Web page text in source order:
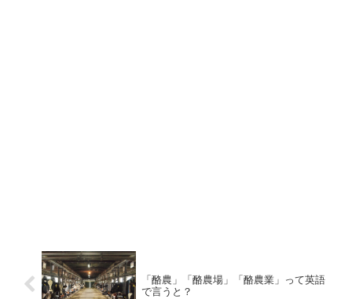
「酪農」「酪農場」「酪農業」って英語
で言うと？